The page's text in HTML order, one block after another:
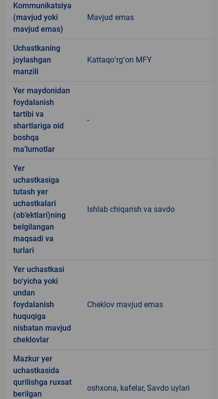
Kommunikatsiya
(mavjud yoki
mavjud emas)
Mavjud emas
Uchastkaning
joylashgan
manzili
Kattaqoʻrgʻon MFY
Yer maydonidan
foydalanish
tartibi va
shartlariga oid
boshqa
ma’lumotlar
-
Yer
uchastkasiga
tutash yer
uchastkalari
(ob’ektlari)ning
belgilangan
maqsadi va
turlari
Ishlab chiqarish va savdo
Yer uchastkasi
bo‘yicha yoki
undan
foydalanish
huquqiga
nisbatan mavjud
cheklovlar
Cheklov mavjud emas
Mazkur yer
uchastkasida
qurilishga ruxsat
berilgan
oshxona, kafelar, Savdo uylari